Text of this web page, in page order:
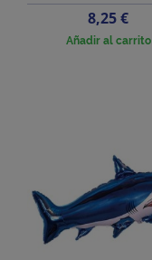
Precio
8,25 €
Añadir al carrito